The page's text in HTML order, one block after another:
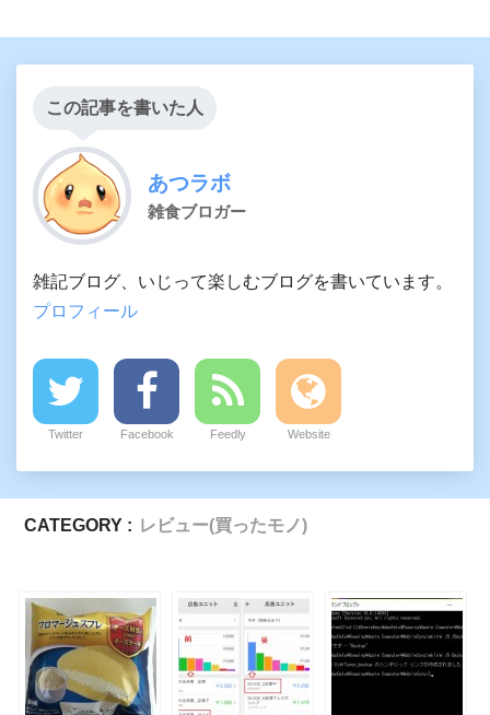
この記事を書いた人
あつラボ
雑食ブロガー
雑記ブログ、いじって楽しむブログを書いています。
プロフィール
Twitter Facebook Feedly Website
CATEGORY : レビュー(買ったモノ)